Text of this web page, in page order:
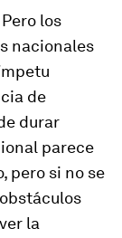
los
nacionales
de
durar
parece
pero si no se
la